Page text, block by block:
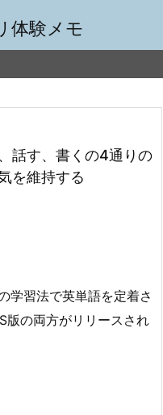
体験メモ
話す、書くの4通りの
を維持する
学習法で英単語を定着さ
の両方がリリースされ